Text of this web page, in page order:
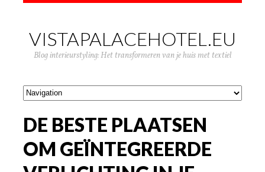
VISTAPALACEHOTEL.EU
Blog interieurstyling: Het transformeren van je huis met textiel
DE BESTE PLAATSEN
OM GEÏNTEGREERDE